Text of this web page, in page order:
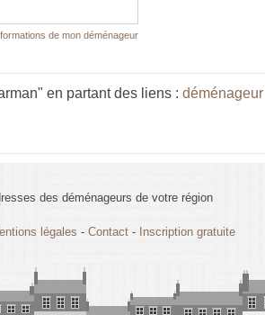
de mon déménageur
en partant des liens :
des déménageurs de votre région
légales - Contact- Inscription gratuite